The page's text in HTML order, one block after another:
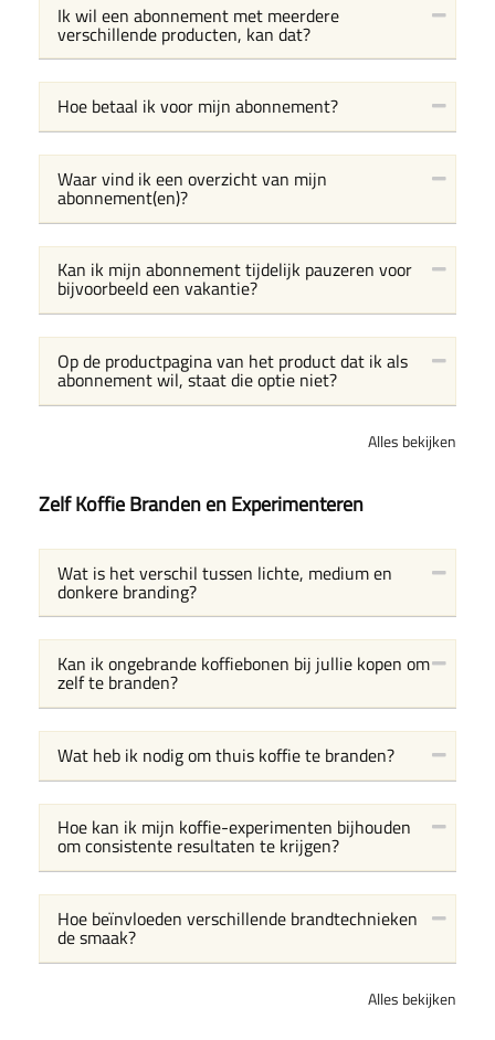
Ik wil een abonnement met meerdere
verschillende producten, kan dat?
Hoe betaal ik voor mijn abonnement?
Waar vind ik een overzicht van mijn
abonnement(en)?
Kan ik mijn abonnement tijdelijk pauzeren voor
bijvoorbeeld een vakantie?
Op de productpagina van het product dat ik als
abonnement wil, staat die optie niet?
Alles bekijken
Zelf Koffie Branden en Experimenteren
Wat is het verschil tussen lichte, medium en
donkere branding?
Kan ik ongebrande koffiebonen bij jullie kopen om
zelf te branden?
Wat heb ik nodig om thuis koffie te branden?
Hoe kan ik mijn koffie-experimenten bijhouden
om consistente resultaten te krijgen?
Hoe beïnvloeden verschillende brandtechnieken
de smaak?
Alles bekijken